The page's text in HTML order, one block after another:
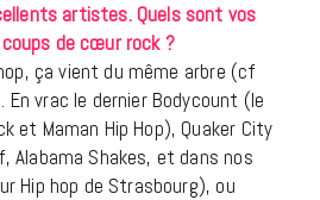
artistes. Quels sont vos
de cœur rock ?
ça vient du même arbre (cf
vrac le dernier Bodycount (le
et Maman Hip Hop), Quaker City
Alabama Shakes, et dans nos
Hip hop de Strasbourg), ou